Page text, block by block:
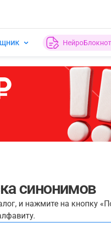
НейроБлокнот
синонимов
и нажмите на кнопку